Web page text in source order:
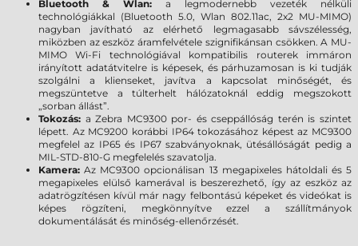
Bluetooth & Wlan: a legmodernebb vezeték nélküli
technológiákkal (Bluetooth 5.0, Wlan 802.11ac, 2x2 MU-MIMO)
nagyban javítható az elérhető legmagasabb sávszélesség,
miközben az eszköz áramfelvétele szignifikánsan csökken. A MU-
MIMO Wi-Fi technológiával kompatibilis routerek immáron
irányított adatátvitelre is képesek, és párhuzamosan is ki tudják
szolgálni a klienseket, javítva a kapcsolat minőségét, és
megszüntetve a túlterhelt hálózatoknál eddig megszokott
„sorban állást”.
Tokozás: a Zebra MC9300 por- és cseppállóság terén is szintet
lépett. Az MC9200 korábbi IP64 tokozásához képest az MC9300
megfelel az IP65 és IP67 szabványoknak, ütésállóságát pedig a
MIL-STD-810-G megfelelés szavatolja.
Kamera: Az MC9300 opcionálisan 13 megapixeles hátoldali és 5
megapixeles elülső kamerával is beszerezhető, így az eszköz az
adatrögzítésen kívül már nagy felbontású képeket és videókat is
képes rögzíteni, megkönnyítve ezzel a szállítmányok
dokumentálását és minőség-ellenőrzését.